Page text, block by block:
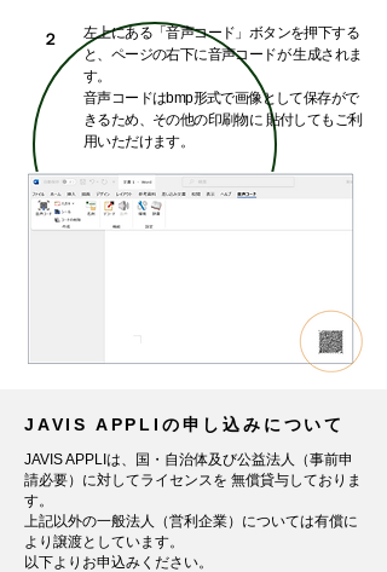
２
左上にある「音声コード」ボタンを押下する
と、ページの右下に音声コードが 生成されま
す。
音声コードはbmp形式で画像として保存がで
きるため、その他の印刷物に 貼付してもご利
用いただけます。
JAVIS APPLIの申し込みについて
JAVIS APPLIは、国・自治体及び公益法人（事前申
請必要）に対してライセンスを 無償貸与しておりま
す。
上記以外の一般法人（営利企業）については有償に
より譲渡としています。
以下よりお申込みください。